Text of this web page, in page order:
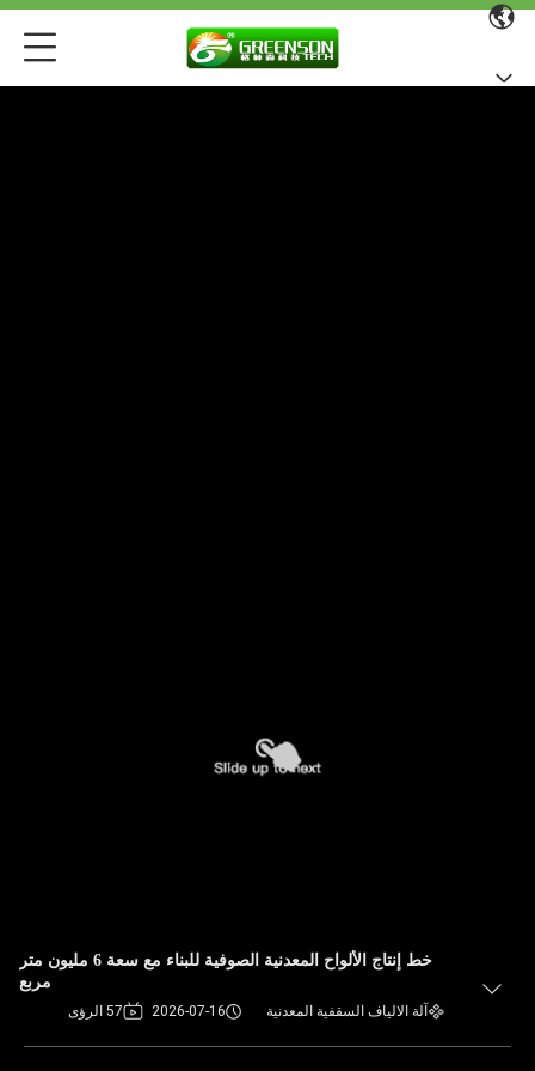
خط إنتاج الألواح المعدنية الصوفية للبناء مع سعة 6 مليون متر
مربع
آلة الالياف السقفية المعدنية 2026-07-16 57 الرؤى